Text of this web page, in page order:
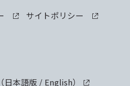
サイトポリシー
日本語版 / English）